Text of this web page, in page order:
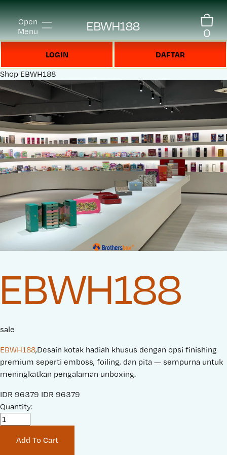
Open
Menu
EBWH188 0
LOGIN DAFTAR
Shop EBWH188
EBWH188
sale
EBWH188,Desain kotak hadiah khusus dengan opsi finishing
premium seperti emboss, foiling, dan pita — sempurna untuk
meningkatkan pengalaman unboxing.
S
a
IDR 96379 O
IDR 96379
Quantity:
Add To Cart